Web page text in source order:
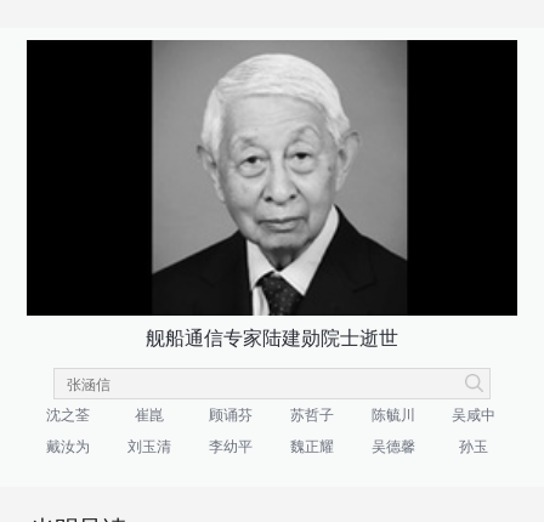
舰船通信专家陆建勋院士逝世
沈之荃 崔崑 顾诵芬 苏哲子 陈毓川
吴咸中
戴汝为
刘玉清 李幼平 魏正耀 吴德馨 孙玉